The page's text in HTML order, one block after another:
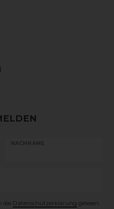
NACHNAME
die Daten­schutz­erklärung gelesen